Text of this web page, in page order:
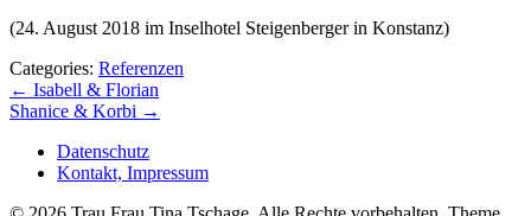
(24. August 2018 im Inselhotel Steigenberger in Konstanz)
Categories: Referenzen
← Isabell & Florian
Shanice & Korbi →
Datenschutz
Kontakt, Impressum